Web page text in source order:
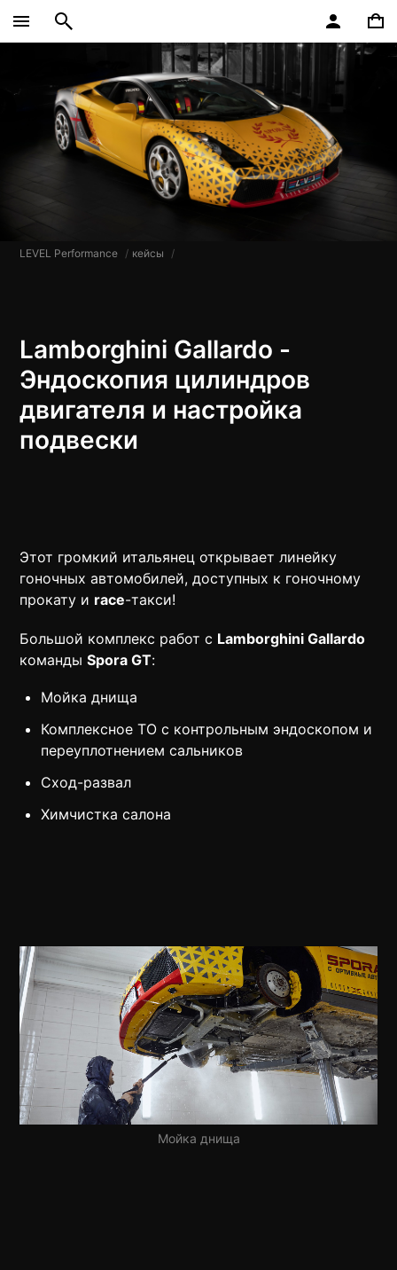
LEVEL Performance кейсы
Lamborghini Gallardo -
Эндоскопия цилиндров
двигателя и настройка
подвески​​
Этот громкий итальянец открывает линейку
гоночных автомобилей, доступных к гоночному
прокату и race-такси!
Большой комплекс работ с Lamborghini Gallardo
командыSpora GT:
Мойка днища
Комплексное ТО с контрольным эндоскопом и
переуплотнением сальников
Сход-развал
Химчистка салона
Мойка днища